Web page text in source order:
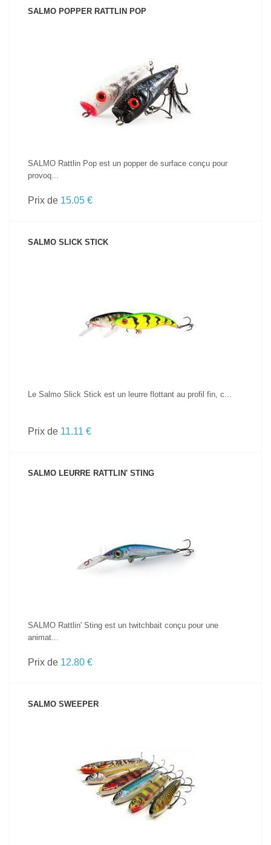
SALMO POPPER RATTLIN POP
VOIR LE PRODUIT
SALMO Rattlin Pop est un popper de surface conçu pour
provoq...
Prix de 15.05 €
SALMO SLICK STICK
Le Salmo Slick Stick est un leurre flottant au profil fin, c...
Prix de 11.11 €
SALMO LEURRE RATTLIN' STING
SALMO Rattlin' Sting est un twitchbait conçu pour une
animat...
Prix de 12.80 €
SALMO SWEEPER
VOIR LE PRODUIT